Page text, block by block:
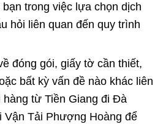
trong việc lựa chọn dịch
hỏi liên quan đến quy trình
đóng gói, giấy tờ cần thiết,
bất kỳ vấn đề nào khác liên
từ Tiền Giang đi Đà
Vận Tải Phượng Hoàng để